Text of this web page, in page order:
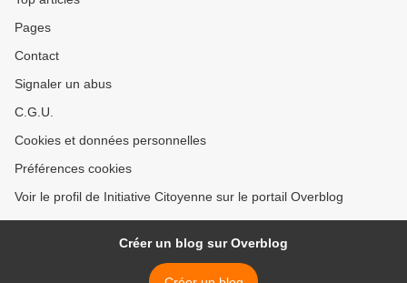
Pages
Contact
Signaler un abus
C.G.U.
Cookies et données personnelles
Préférences cookies
Voir le profil de Initiative Citoyenne sur le portail Overblog
Créer un blog sur Overblog